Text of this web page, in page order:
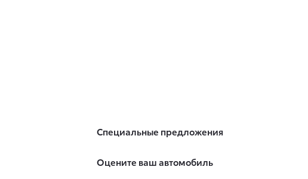
Специальные предложения
Оцените ваш автомобиль